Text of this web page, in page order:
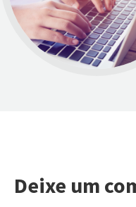
Deixe um